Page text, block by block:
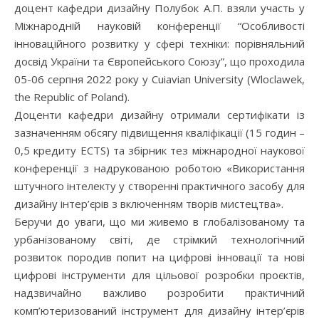
доцент кафедри дизайну Полубок А.П. взяли участь у
Міжнародній науковій конференції “Особливості
інноваційного розвитку у сфері техніки: порівняльний
досвід України та Європейського Союзу”, що проходила
05-06 серпня 2022 року у Cuiavian University (Wloclawek,
the Republic of Poland).
Доценти кафедри дизайну отримали сертифікати із
зазначенням обсягу підвищення кваліфікації (15 годин –
0,5 кредиту ECTS) та збірник тез міжнародної наукової
конференції з надрукованою роботою «Використання
штучного інтелекту у створенні практичного засобу для
дизайну інтер’єрів з включенням творів мистецтва».
Беручи до уваги, що ми живемо в глобалізованому та
урбанізованому світі, де стрімкий технологічний
розвиток породив попит на цифрові інновації та нові
цифрові інструменти для цільової розробки проєктів,
надзвичайно важливо розробити практичний
комп’ютеризований інструмент для дизайну інтер’єрів